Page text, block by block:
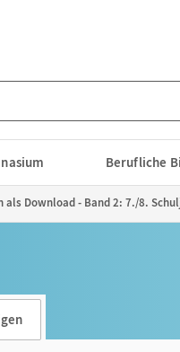
Berufliche
Download - Band 2: 7./8.